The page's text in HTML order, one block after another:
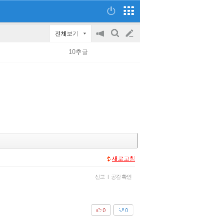
전체보기
공
on/off
검
글
쓰
10추글
새로고침
신고 | 공감 확인
0
0